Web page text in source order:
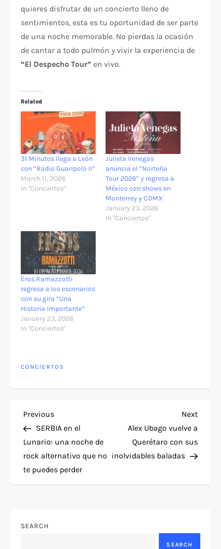
quieres disfrutar de un concierto lleno de
sentimientos, esta es tu oportunidad de ser parte
de una noche memorable. No pierdas la ocasión
de cantar a todo pulmón y vivir la experiencia de
“El Despecho Tour” en vivo.
Related
31 Minutos llega a León
con “Radio Guaripolo II”
March 11, 2026
In "Conciertos"
Julieta Venegas
anuncia el “Norteña
Tour 2026” y regresa a
México con shows en
Monterrey y CDMX
January 23, 2026
In "Conciertos"
Eros Ramazzotti
regresa a los escenarios
con su gira “Una
Historia Importante”
January 23, 2026
In "Conciertos"
CONCIERTOS
P
o
s
a
Previous
Post
Previous
SERBIA en el
Lunario: una noche de
rock alternativo que no
te puedes perder
Next
Post
Next
Alex Ubago vuelve a
Querétaro con sus
inolvidables baladas
SEARCH
SEARCH